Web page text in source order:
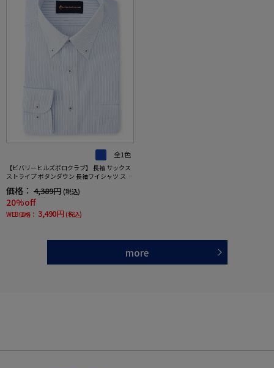
全1色
【ビバリーヒルズポロクラブ】 長袖 サックス
ストライプ ボタンダウン 長袖ワイシャツ スト
ライプ 形態安定 ワイシャツ 通年
価格： 4,389円 (税込)
20%off
WEB価格： 3,490円 (税込)
more